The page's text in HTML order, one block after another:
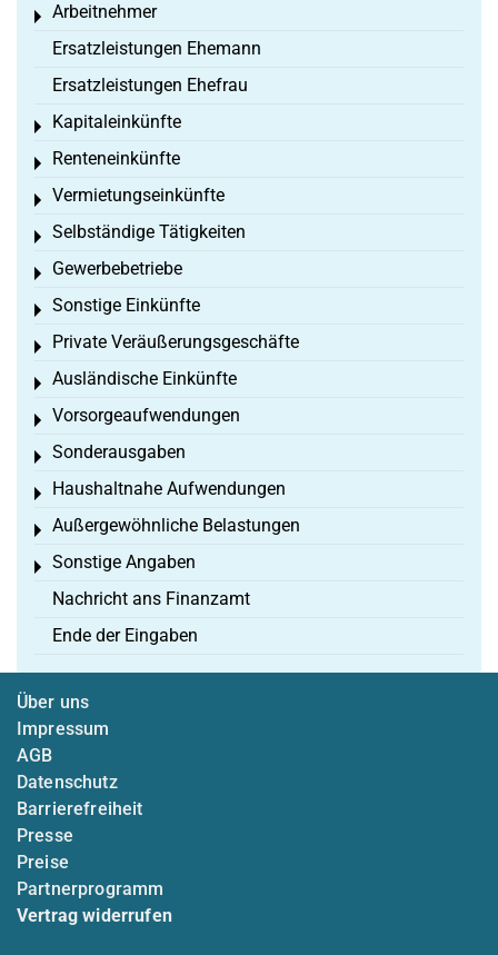
Arbeitnehmer
Toggle menu
Ersatzleistungen Ehemann
Ersatzleistungen Ehefrau
Kapitaleinkünfte
Toggle menu
Renteneinkünfte
Toggle menu
Vermietungseinkünfte
Toggle menu
Selbständige Tätigkeiten
Toggle menu
Gewerbebetriebe
Toggle menu
Sonstige Einkünfte
Toggle menu
Private Veräußerungsgeschäfte
Toggle menu
Ausländische Einkünfte
Toggle menu
Vorsorgeaufwendungen
Toggle menu
Sonderausgaben
Toggle menu
Haushaltnahe Aufwendungen
Toggle menu
Außergewöhnliche Belastungen
Toggle menu
Sonstige Angaben
Toggle menu
Nachricht ans Finanzamt
Ende der Eingaben
Über uns
Impressum
AGB
Datenschutz
Barrierefreiheit
Presse
Preise
Partnerprogramm
Vertrag widerrufen